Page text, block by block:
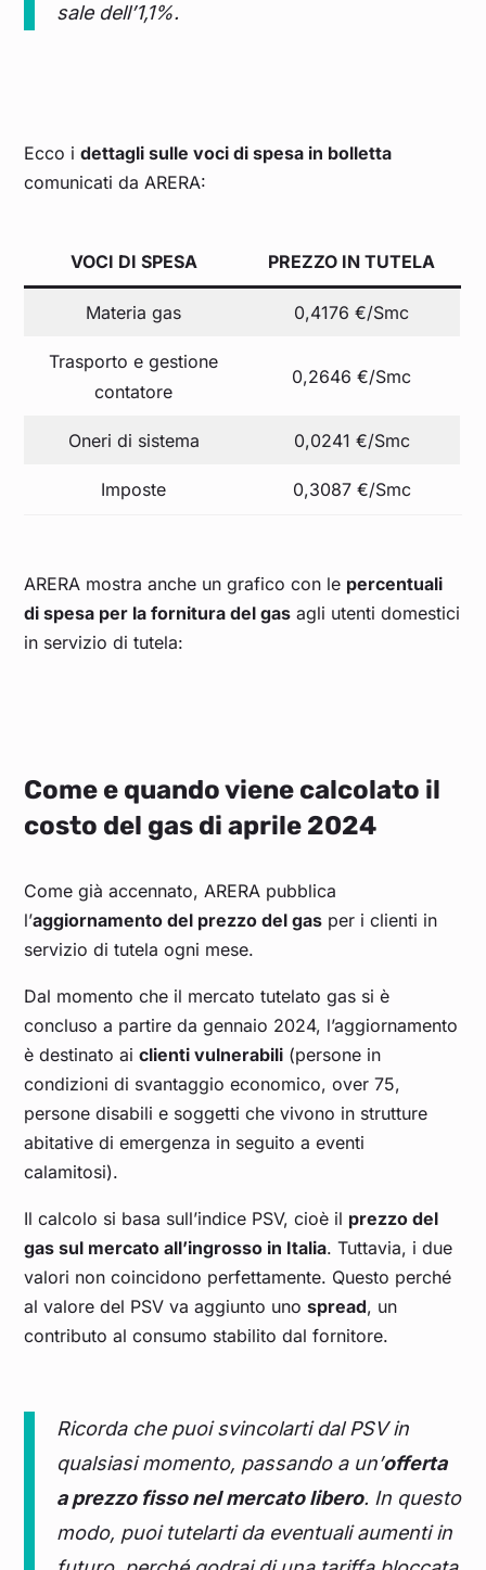
sale dell’1,1%.
Ecco idettagli sulle voci di spesa in bolletta
comunicati da ARERA:
VOCI DI SPESA PREZZO IN TUTELA
Materia gas 0,4176 €/Smc
Trasporto e gestione
contatore
0,2646 €/Smc
Oneri di sistema 0,0241 €/Smc
Imposte 0,3087 €/Smc
ARERA mostra anche un grafico con le percentuali
di spesa per la fornitura del gas agli utenti domestici
in servizio di tutela:
Come e quando viene calcolato il
costo del gas di aprile 2024
Come già accennato, ARERA pubblica
l’aggiornamento del prezzo del gas per i clienti in
servizio di tutela ogni mese.
Dal momento che il mercato tutelato gas si è
concluso a partire da gennaio 2024, l’aggiornamento
è destinato aiclienti vulnerabili (persone in
condizioni di svantaggio economico, over 75,
persone disabili e soggetti che vivono in strutture
abitative di emergenza in seguito a eventi
calamitosi).
Il calcolo si basa sull’indice PSV, cioè il prezzo del
gas sul mercato all’ingrosso in Italia. Tuttavia, i due
valori non coincidono perfettamente. Questo perché
al valore del PSV va aggiunto unospread, un
contributo al consumo stabilito dal fornitore.
Ricorda che puoi svincolarti dal PSV in
qualsiasi momento, passando a un’offerta
a prezzo fisso nel mercato libero. In questo
modo, puoi tutelarti da eventuali aumenti in